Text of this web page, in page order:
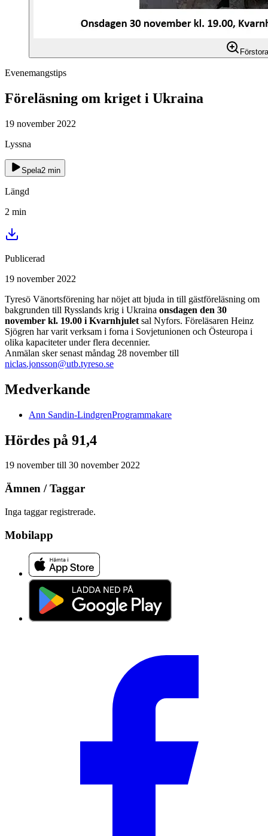
Förstora
Evenemangstips
Föreläsning om kriget i Ukraina
19 november 2022
Lyssna
Spela2 min
Längd
2 min
Publicerad
19 november 2022
Tyresö Vänortsförening har nöjet att bjuda in till gästföreläsning om
bakgrunden till Rysslands krig i Ukraina onsdagen den 30
november kl. 19.00 i Kvarnhjulet sal Nyfors. Föreläsaren Heinz
Sjögren har varit verksam i forna i Sovjetunionen och Östeuropa i
olika kapaciteter under flera decennier.
Anmälan sker senast måndag 28 november till
niclas.jonsson@utb.tyreso.se
Medverkande
Ann Sandin-LindgrenProgrammakare
Hördes på 91,4
19 novembertill 30 november 2022
Ämnen / Taggar
Inga taggar registrerade.
Mobilapp